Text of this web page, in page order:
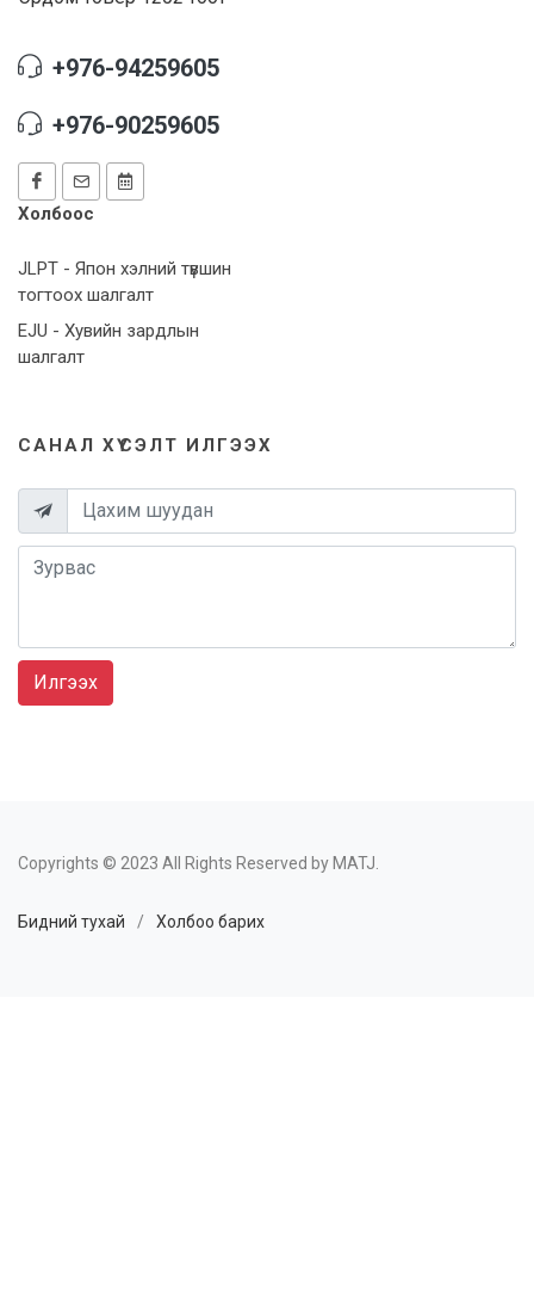
+976-94259605
+976-90259605
Холбоос
JLPT - Япон хэлний түвшин
тогтоох шалгалт
EJU - Хувийн зардлын
шалгалт
САНАЛ ХҮСЭЛТ ИЛГЭЭХ
Илгээх
Copyrights © 2023 All Rights Reserved by MATJ.
Бидний тухай / Холбоо барих